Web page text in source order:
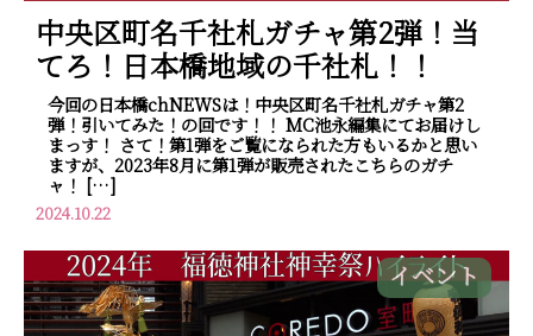
中央区町名千社札ガチャ第2弾！当
てろ！日本橋地域の千社札！！
今回の日本橋chNEWSは！中央区町名千社札ガチャ第2
弾！引いてみた！の回です！！ MC池永編集にてお届けし
まっす！ さて！第1弾をご覧になられた方もいるかと思い
ますが、2023年8月に第1弾が販売されたこちらのガチ
ャ！ […]
2024.10.22
イベント